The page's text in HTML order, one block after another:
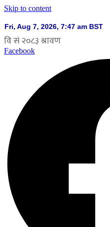
Skip to content
Facebook